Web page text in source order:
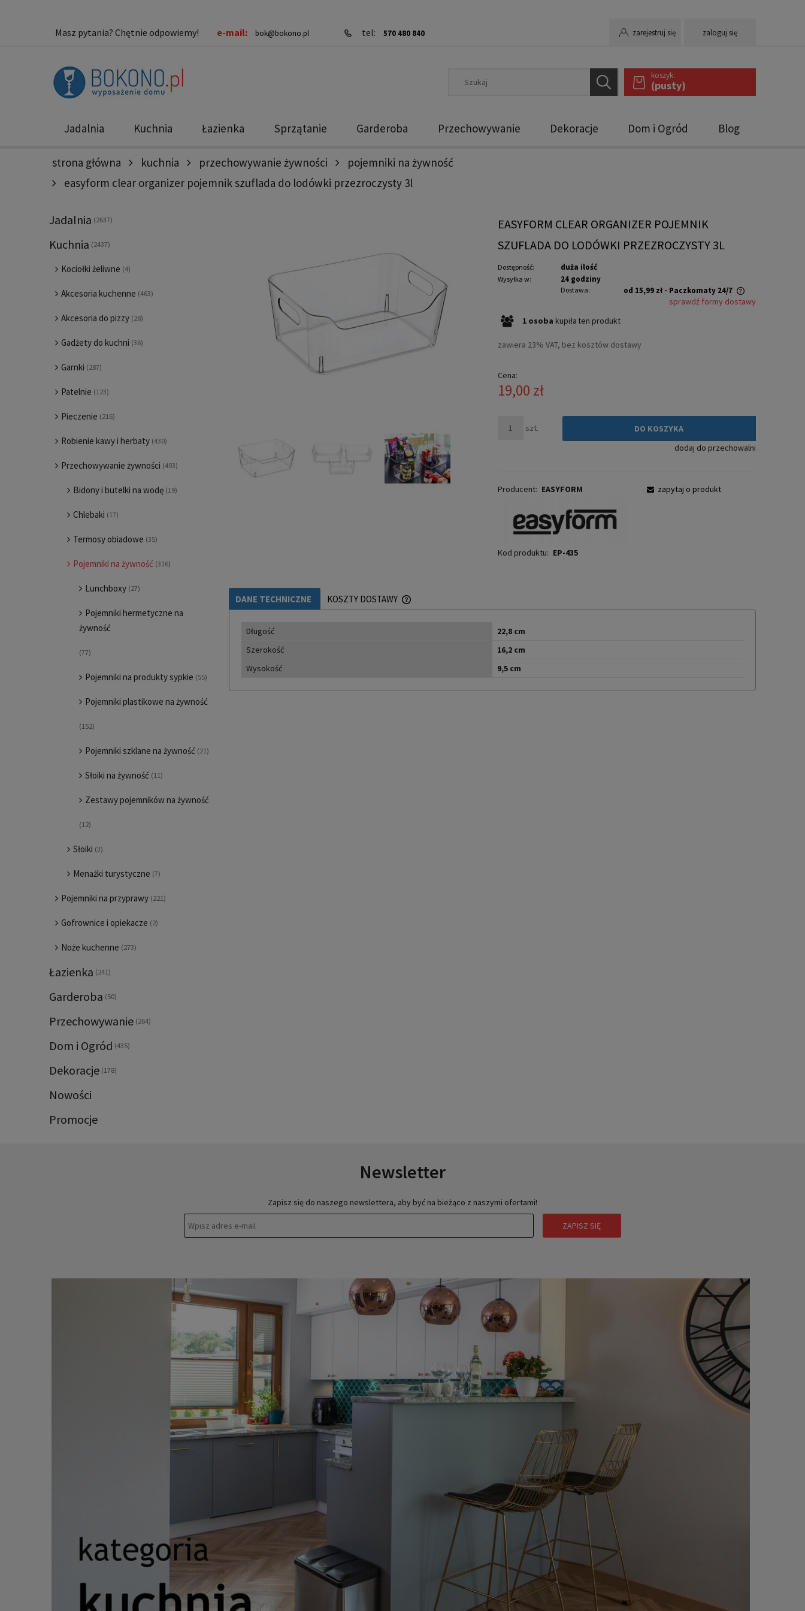
zarejestruj się zaloguj się
Masz pytania? Chętnie odpowiemy! e-mail: bok@bokono.pl tel: 570 480 840
koszyk:
(pusty)
Jadalnia Kuchnia Łazienka Sprzątanie Garderoba Przechowywanie Dekoracje Dom i Ogród Blog
Nowości Promocje
strona główna kuchnia przechowywanie żywności
pojemniki na żywność
easyform clear organizer pojemnik szuflada do lodówki przezroczysty 3l
Jadalnia (2637)
Kuchnia (2437)
Kociołki żeliwne (4)
Akcesoria kuchenne (463)
Akcesoria do pizzy (28)
Gadżety do kuchni (36)
Garnki (287)
Patelnie (123)
Pieczenie (216)
Robienie kawy i herbaty (430)
Przechowywanie żywności (403)
Bidony i butelki na wodę (19)
Chlebaki (17)
Termosy obiadowe (35)
Pojemniki na żywność (316)
Lunchboxy (27)
Pojemniki hermetyczne na
żywność
(77)
Pojemniki na produkty sypkie (55)
Pojemniki plastikowe na żywność
(152)
Pojemniki szklane na żywność (21)
Słoiki na żywność (11)
Zestawy pojemników na żywność
(12)
Słoiki (3)
Menażki turystyczne (7)
Pojemniki na przyprawy (221)
Gofrownice i opiekacze (2)
Noże kuchenne (273)
Łazienka (241)
Garderoba (50)
Przechowywanie (264)
Dom i Ogród (435)
Dekoracje (178)
Nowości
Promocje
EASYFORM CLEAR ORGANIZER POJEMNIK
SZUFLADA DO LODÓWKI PRZEZROCZYSTY 3L
Dostępność: duża ilość
Wysyłka w: 24 godziny
Dostawa: od 15,99 zł - Paczkomaty 24/7
Cena nie zawiera ewentualnych kosztów
płatności
sprawdź formy dostawy
1 osoba kupiła ten produkt
zawiera 23% VAT, bez kosztów dostawy
Cena:
19,00 zł
szt.
DO KOSZYKA
dodaj do przechowalni
Producent: EASYFORM
Kod produktu: EP-435
zapytaj o produkt
DANE TECHNICZNE KOSZTY DOSTAWY
CENA NIE ZAWIERA EWENTUALNYCH KOSZTÓW
Długość
22,8 cm
Szerokość
16,2 cm
Wysokość
9,5 cm
Newsletter
Zapisz się do naszego newslettera, aby być na bieżąco z naszymi ofertami!
ZAPISZ SIĘ